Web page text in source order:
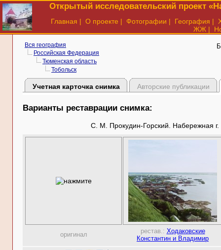
Открытый исследовательский проект
Главная | О проекте | Фотографии | География |
ЖЖ |
Вся география
Российская Федерация
Тюменская область
Тобольск
Учетная карточка снимка Авторские публикации
Варианты реставрации снимка:
С. М. Прокудин-Горский. Набережная г.
оригинал рестав.: Ходаковские
Константин и Владимир